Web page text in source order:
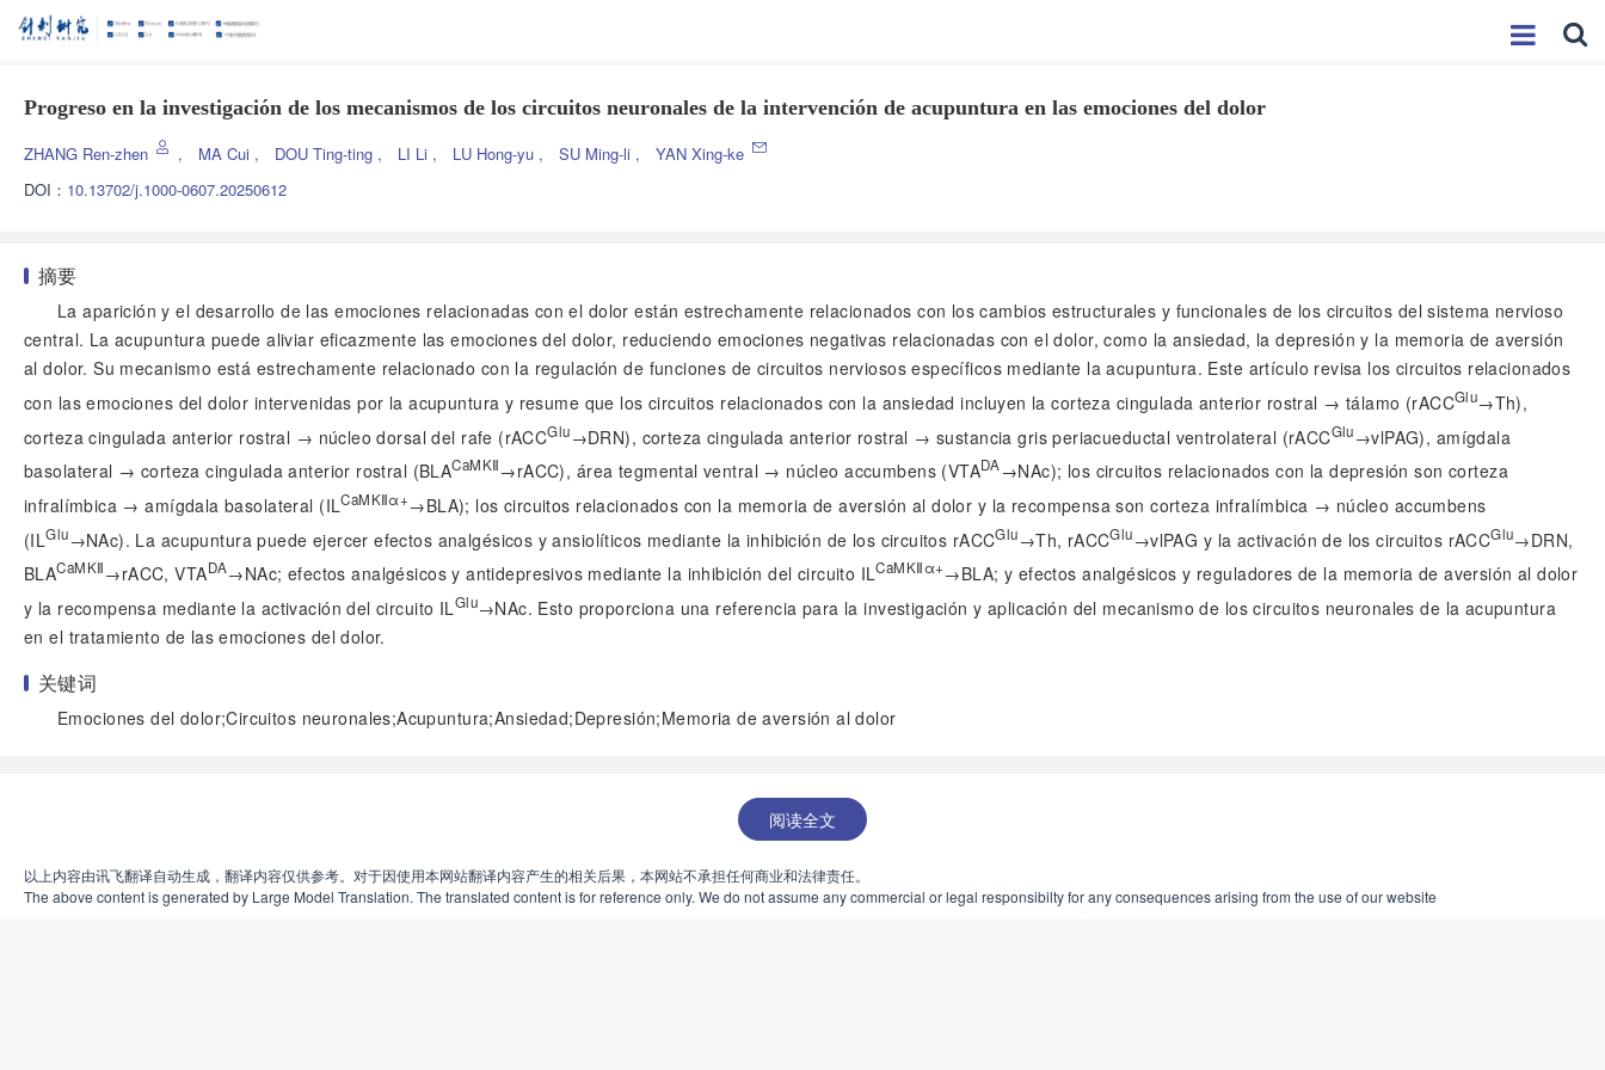
Progreso en la investigación de los mecanismos de los circuitos neuronales de la intervención de acupuntura en las emociones del dolor
ZHANG Ren-zhen , MA Cui , DOU Ting-ting , LI Li , LU Hong-yu , SU Ming-li ,
YAN Xing-ke
DOI： 10.13702/j.1000-0607.20250612
摘要
La aparición y el desarrollo de las emociones relacionadas con el dolor están estrechamente relacionados con los cambios estructurales y funcionales de los circuitos del sistema nervioso
central. La acupuntura puede aliviar eficazmente las emociones del dolor, reduciendo emociones negativas relacionadas con el dolor, como la ansiedad, la depresión y la memoria de aversión
al dolor. Su mecanismo está estrechamente relacionado con la regulación de funciones de circuitos nerviosos específicos mediante la acupuntura. Este artículo revisa los circuitos relacionados
con las emociones del dolor intervenidas por la acupuntura y resume que los circuitos relacionados con la ansiedad incluyen la corteza cingulada anterior rostral → tálamo (rACCGlu→Th),
corteza cingulada anterior rostral → núcleo dorsal del rafe (rACCGlu→DRN), corteza cingulada anterior rostral → sustancia gris periacueductal ventrolateral (rACCGlu→vlPAG), amígdala
basolateral → corteza cingulada anterior rostral (BLACaMKⅡ→rACC), área tegmental ventral → núcleo accumbens (VTADA→NAc); los circuitos relacionados con la depresión son corteza
infralímbica → amígdala basolateral (ILCaMKⅡα+→BLA); los circuitos relacionados con la memoria de aversión al dolor y la recompensa son corteza infralímbica → núcleo accumbens
(ILGlu→NAc). La acupuntura puede ejercer efectos analgésicos y ansiolíticos mediante la inhibición de los circuitos rACCGlu→Th, rACCGlu→vlPAG y la activación de los circuitos rACCGlu→DRN,
BLACaMKⅡ→rACC, VTADA→NAc; efectos analgésicos y antidepresivos mediante la inhibición del circuito ILCaMKⅡα+→BLA; y efectos analgésicos y reguladores de la memoria de aversión al dolor
y la recompensa mediante la activación del circuito ILGlu→NAc. Esto proporciona una referencia para la investigación y aplicación del mecanismo de los circuitos neuronales de la acupuntura
en el tratamiento de las emociones del dolor.
关键词
Emociones del dolor;Circuitos neuronales;Acupuntura;Ansiedad;Depresión;Memoria de aversión al dolor
阅读全文
以上内容由讯飞翻译自动生成，翻译内容仅供参考。对于因使用本网站翻译内容产生的相关后果，本网站不承担任何商业和法律责任。
The above content is generated by Large Model Translation. The translated content is for reference only. We do not assume any commercial or legal responsibilty for any consequences arising from the use of our website